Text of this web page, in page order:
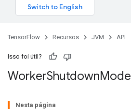
TensorFlow Recursos JVM API
Isso foi útil?
WorkerShutdownMode
Nesta página